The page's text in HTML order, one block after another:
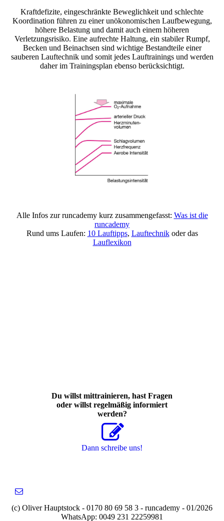
Kraftdefizite, eingeschränkte Beweglichkeit und schlechte
Koordination führen zu einer unökonomischen Laufbewegung,
höhere Belastung und damit auch einem höheren
Verletzungsrisiko. Eine aufrechte Haltung, ein stabiler Rumpf,
Becken und Beinachsen sind wichtige Bestandteile einer
sauberen Lauftechnik und somit jedes Lauftrainings und werden
daher im Trainingsplan ebenso berücksichtigt.
Alle Infos zur runcademy kurz zusammengefasst: Was ist die
runcademy
Rund ums Laufen: 10 Lauftipps, Lauftechnikoder das
Lauflexikon
Du willst mittrainieren, hast Fragen
oder willst regelmäßig informiert
werden?
Dann schreibe uns!
(c) Oliver Hauptstock - 0170 80 69 58 3 - runcademy - 01/2026
WhatsApp: 0049 231 22259981